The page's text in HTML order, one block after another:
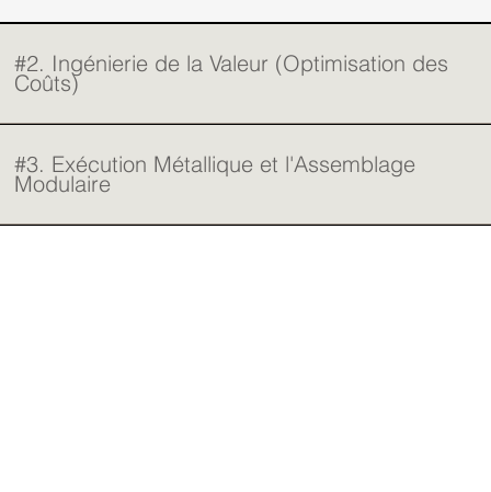
#2. Ingénierie de la Valeur (Optimisation des
Coûts)
#3. Exécution Métallique et l'Assemblage
Modulaire